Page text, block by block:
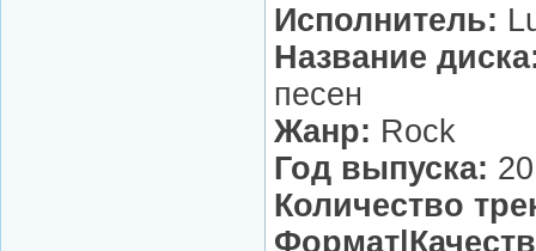
Исполнитель:
Название
песен
Жанр: Rock
Год выпуска:
Количество